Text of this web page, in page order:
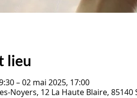
lieu
– 02 mai 2025, 17:00
Noyers, 12 La Haute Blaire,